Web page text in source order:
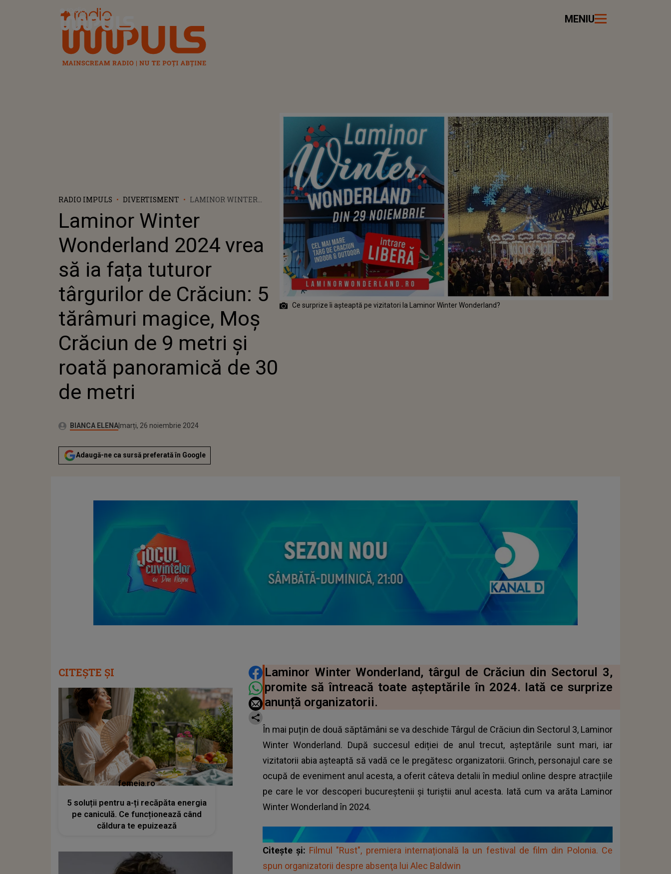
Radio Impuls MENIU
RADIO IMPULS DIVERTISMENT
LAMINOR WINTER
VREA SĂ IA FAȚA
TUTUROR TÂRGURILOR
DE CRĂCIUN: 5
TĂRÂMURI MAGICE,
METRI ȘI ROATĂ
PANORAMICĂ DE 30 DE
METRI
Laminor Winter
Wonderland 2024 vrea
să ia fața tuturor
târgurilor de Crăciun: 5
tărâmuri magice, Moș
Crăciun de 9 metri și
roată panoramică de 30
de metri
Autor:BIANCA ELENAPublicat:
miercuri, 20 noiembrie 2024
Actualizat:
marți, 26 noiembrie 2024
Adaugă-ne ca sursă preferată în Google
Ce surprize îi așteaptă pe vizitatori la Laminor Winter Wonderland?
DISTRIBUIE ARTICOLUL
Laminor Winter Wonderland, târgul de Crăciun din Sectorul 3,
promite să întreacă toate așteptările în 2024. Iată ce surprize
anunță organizatorii.
În mai puțin de două săptămâni se va deschide Târgul de Crăciun din Sectorul 3, Laminor
Winter Wonderland. După succesul ediției de anul trecut, așteptările sunt mari, iar
vizitatorii abia așteaptă să vadă ce le pregătesc organizatorii. Grinch, personajul care se
ocupă de eveniment anul acesta, a oferit câteva detalii în mediul online despre atracțiile
pe care le vor descoperi bucureștenii și turiștii anul acesta. Iată cum va arăta Laminor
Winter Wonderland în 2024.
Citește și: Filmul "Rust", premiera internațională la un festival de film din Polonia. Ce
spun organizatorii despre absenţa lui Alec Baldwin
CITEȘTE ȘI
femeia.ro
5 soluții pentru a-ți recăpăta energia
pe caniculă. Ce funcționează când
căldura te epuizează